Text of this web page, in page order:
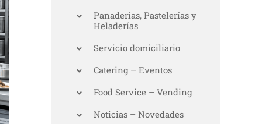
Panaderías, Pastelerías y
Heladerías
Servicio domiciliario
Catering – Eventos
Food Service – Vending
Noticias – Novedades